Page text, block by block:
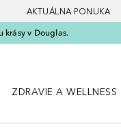
AKTUÁLNA PONUKA
krásy v Douglas.
ZDRAVIE A WELLNESS